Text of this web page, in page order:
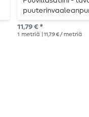
11,79 € *
1 metriä | 11,79 € / metriä